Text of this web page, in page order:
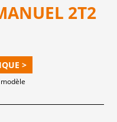
2T2
>